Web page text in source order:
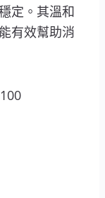
定。其溫和
有效幫助消